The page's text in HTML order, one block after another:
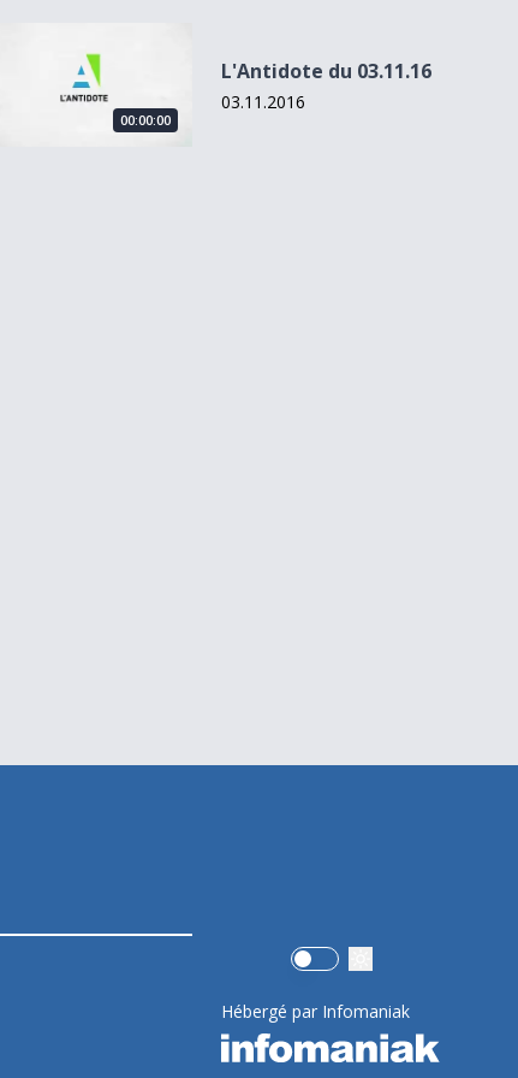
00:00:00
L'Antidote du 03.11.16
03.11.2016
Use setting
Hébergé par Infomaniak